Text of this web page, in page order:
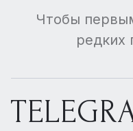
Чтобы
редких